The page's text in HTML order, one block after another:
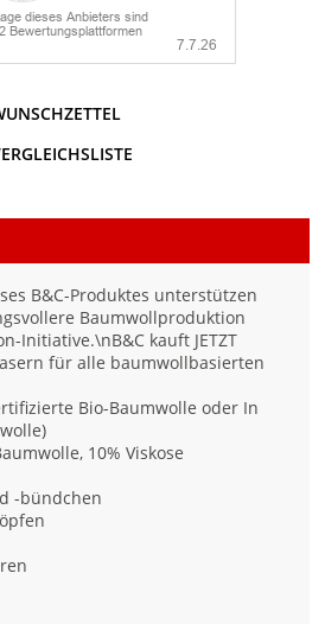
B&C-Produktes unterstützen
Baumwollproduktion
Initiative.\nB&C kauft JETZT
für alle baumwollbasierten
Bio-Baumwolle oder In
10% Viskose
-bündchen